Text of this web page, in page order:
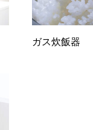
ガス炊飯器